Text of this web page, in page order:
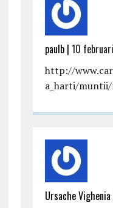
paulb | 10
http://
a_harti/
Ursache Vighenia